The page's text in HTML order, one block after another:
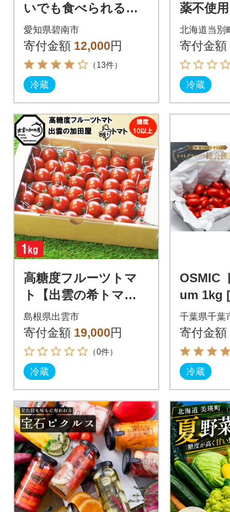
いでも食べられるト
マトベリー約1.6kg
H004-179_Nov
愛知県碧南市
寄付金額 12,000円
（13件）
冷蔵
薬不使
甘っこ
ル
北海道当別
寄付金額
冷蔵
高糖度フルーツトマ
ト【出雲の希トマ
ト】糖度10以上 クー
ル便配達
島根県出雲市
寄付金額 19,000円
（0件）
冷蔵
OSMIC
千葉県千葉
寄付金額
冷蔵